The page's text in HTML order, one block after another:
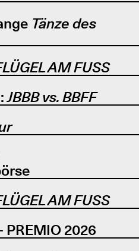
Tänze des
AM FUSS
JBBB vs. BBFF
AM FUSS
PREMIO 2026